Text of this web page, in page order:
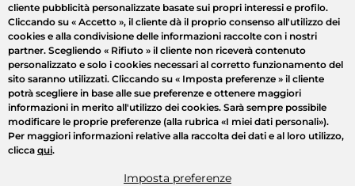
cliente pubblicità personalizzate basate sui propri interessi e profilo.
Cliccando su « Accetto », il cliente dà il proprio consenso all'utilizzo dei
cookies e alla condivisione delle informazioni raccolte con i nostri
partner. Scegliendo « Rifiuto » il cliente non riceverà contenuto
personalizzato e solo i cookies necessari al corretto funzionamento del
sito saranno utilizzati. Cliccando su « Imposta preferenze » il cliente
potrà scegliere in base alle sue preferenze e ottenere maggiori
informazioni in merito all'utilizzo dei cookies. Sarà sempre possibile
modificare le proprie preferenze (alla rubrica «I miei dati personali»).
Per maggiori informazioni relative alla raccolta dei dati e al loro utilizzo,
clicca qui.
Imposta preferenze